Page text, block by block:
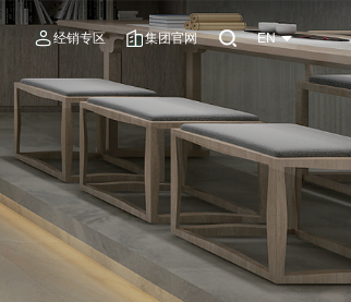
经销专区 集团官网 EN